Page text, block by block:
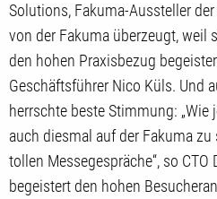
Solutions, Fakuma-Aussteller
von der Fakuma überzeugt, weil
den hohen Praxisbezug
Geschäftsführer Nico Küls. Und
herrschte beste Stimmung:
auch diesmal auf der Fakuma
tollen Messegespräche“, so CTO
begeistert den hohen